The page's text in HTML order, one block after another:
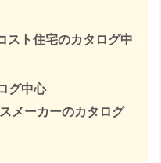
スト住宅のカタログ中
グ中心
メーカーのカタログ